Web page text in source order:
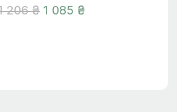
206 ₴ 1 085 ₴